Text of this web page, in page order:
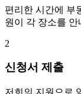
편리한 시간에 부
원이 각 장소를
2
신청서 제출